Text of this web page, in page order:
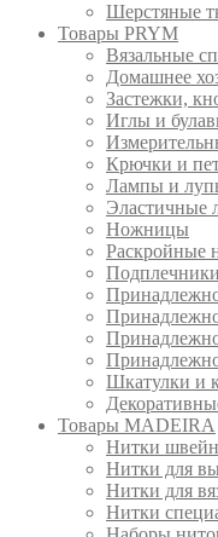
Шерстяные
Товары PRYM
Вязальные
Домашнее
Застежки,
Иглы и
Крючки и
Лампы и
Эластичные
Ножницы
Раскройные
Шкатулки и
Товары MADEIRA
Нитки
Нитки для
Нитки для
Нитки